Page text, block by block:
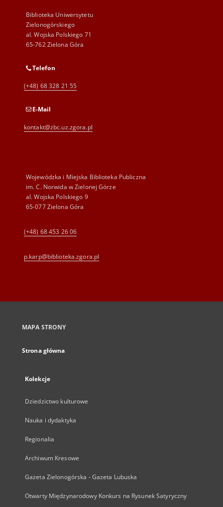
Biblioteka Uniwersytetu
Zielonogórskiego
al. Wojska Polskiego 71
65-762 Zielona Góra
Telefon
(+48) 68 328 21 55
E-Mail
kontakt@zbc.uz.zgora.pl
Wojewódzka i Miejska Biblioteka Publiczna
im. C. Norwida w Zielonej Górze
al. Wojska Polskiego 9
65-077 Zielona Góra
(+48) 68 453 26 06
p.karp@biblioteka.zgora.pl
MAPA STRONY
Strona główna
Kolekcje
Dziedzictwo kulturowe
Nauka i dydaktyka
Regionalia
Archiwum Kresowe
Gazeta Zielonogórska - Gazeta Lubuska
Otwarty Międzynarodowy Konkurs na Rysunek Satyryczny